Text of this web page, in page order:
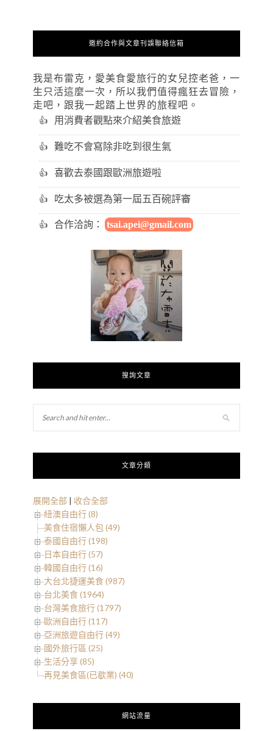
邀約合作與文章刊誤聯絡信箱
我是布雷克，愛美食愛旅行的女兒控老爸，一
生只活這麼一次，所以我們值得瘋狂去冒險，
走吧，跟我一起踏上世界的旅程吧。
用消費者觀點來介紹美食旅遊
難吃不會寫除非吃到很生氣
喜歡去泰國跟歐洲旅遊啦
吃太多被選為第一屆五百碗評審
合作洽詢： tsai.apei@gmail.com
搜詢文章
文章分類
展開全部 | 收合全部
紐澳自由行 (8)
美食住宿懶人包 (49)
泰國自由行 (198)
日本自由行 (57)
韓國自由行 (16)
大台北捷運美食 (987)
台北美食 (1964)
台灣美食旅行 (1797)
歐洲自由行 (117)
亞洲旅遊自由行 (49)
國外旅行區 (25)
生活分享 (85)
再見美食區(已歇業) (40)
網站流量